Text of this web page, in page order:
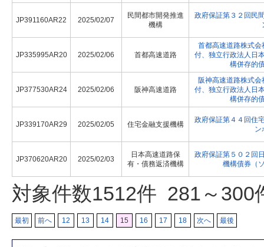
JP391160AR22 2025/02/07
民間都市開発推進
機構
政府保証第３２回民
JP335995AR20 2025/02/06 首都高速道路
首都高速道路株式
付、独立行政法人日
構併存的
JP377530AR24 2025/02/06 阪神高速道路
阪神高速道路株式
付、独立行政法人日
構併存的
JP339170AR29 2025/02/05 住宅金融支援機構
政府保証第４４回住
ン
JP370620AR20 2025/02/03
日本高速道路保
有・債務返済機構
政府保証第５０２回
機構債券（
対象件数1512件 281～300
最初 前へ 12 13 14 15 16 17 18 次へ 最後